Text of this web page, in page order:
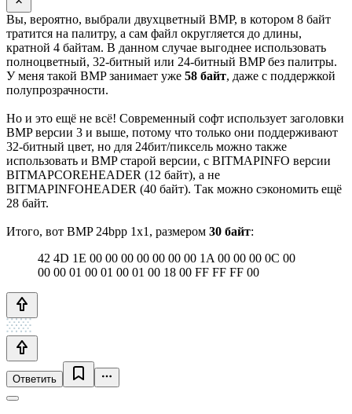
Вы, вероятно, выбрали двухцветный BMP, в котором 8 байт
тратится на палитру, а сам файл округляется до длины,
кратной 4 байтам. В данном случае выгоднее использовать
полноцветный, 32-битный или 24-битный BMP без палитры.
У меня такой BMP занимает уже 58 байт, даже с поддержкой
полупрозрачности.
Но и это ещё не всё! Современный софт использует заголовки
BMP версии 3 и выше, потому что только они поддерживают
32-битный цвет, но для 24бит/пиксель можно также
использовать и BMP старой версии, с BITMAPINFO версии
BITMAPCOREHEADER (12 байт), а не
BITMAPINFOHEADER (40 байт). Так можно сэкономить ещё
28 байт.
Итого, вот BMP 24bpp 1х1, размером 30 байт:
42 4D 1E 00 00 00 00 00 00 00 1A 00 00 00 0C 00
00 00 01 00 01 00 01 00 18 00 FF FF FF 00
Ответить